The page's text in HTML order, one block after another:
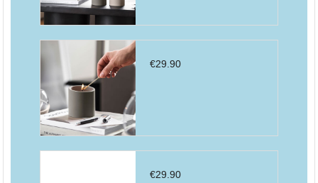
€29.90
€29.90